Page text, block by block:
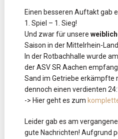
Einen besseren Auftakt gab
1. Spiel – 1. Sieg!
Und zwar für unsere
Saison in der Mittelrhein-
In der Rotbachhalle wurde
der ASV SR Aachen
Sand im Getriebe erkämpfte
dennoch einen verdienten
-> Hier geht es zum
Leider gab es am
gute Nachrichten! Aufgrund